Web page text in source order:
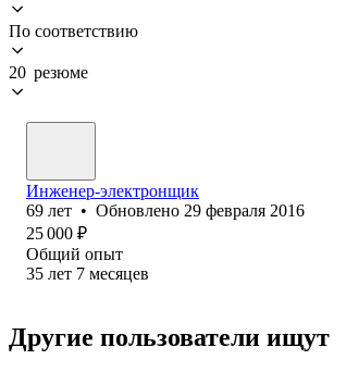
По соответствию
20 резюме
Инженер-электронщик
69 лет • Обновлено 29 февраля 2016
25 000 ₽
Общий опыт
35 лет 7 месяцев
Другие пользователи ищут